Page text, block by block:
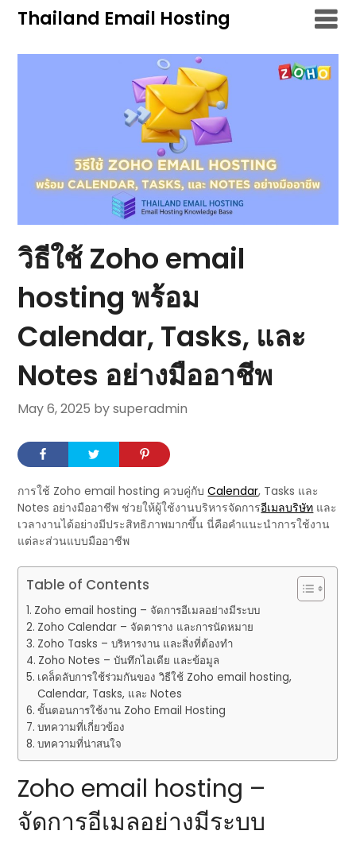
Skip
content
Thailand Email Hosting
วิธีใช้ Zoho email
hosting พร้อม
Calendar, Tasks, และ
Notes อย่างมืออาชีพ
May 6, 2025 by superadmin
การใช้ Zoho email hosting ควบคู่กับCalendar, Tasks และ
Notes อย่างมืออาชีพ ช่วยให้ผู้ใช้งานบริหารจัดการอีเมลบริษัท และ
เวลางานได้อย่างมีประสิทธิภาพมากขึ้น นี่คือคำแนะนำการใช้งาน
แต่ละส่วนแบบมืออาชีพ
Table of Contents
Zoho email hosting – จัดการอีเมลอย่างมีระบบ
Zoho Calendar – จัดตาราง และการนัดหมาย
Zoho Tasks – บริหารงาน และสิ่งที่ต้องทำ
Zoho Notes – บันทึกไอเดีย และข้อมูล
เคล็ดลับการใช้ร่วมกันของ วิธีใช้ Zoho email hosting,
Calendar, Tasks, และ Notes
ขั้นตอนการใช้งาน Zoho Email Hosting
บทความที่เกี่ยวข้อง
บทความที่น่าสนใจ
Zoho email hosting –
จัดการอีเมลอย่างมีระบบ